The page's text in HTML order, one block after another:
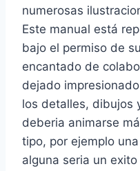
numerosas
Este manual está
bajo el permiso de
encantado de
dejado
los detalles, dibujos
deberia animarse
tipo, por ejemplo
alguna seria un